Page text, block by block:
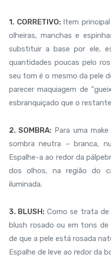
1. CORRETIVO: Item
olheiras, manchas e
substituir a base por ele,
quantidades poucas pelo
seu tom é o mesmo da pele
parecer maquiagem de
esbranquiçado que o
2. SOMBRA: Para uma
sombra neutra – branca,
Espalhe-a ao redor da
dos olhos, na região do
iluminada.
3. BLUSH: Como se trata de
blush rosado ou em tons de
de que a pele está rosada
Espalhe de leve ao redor da